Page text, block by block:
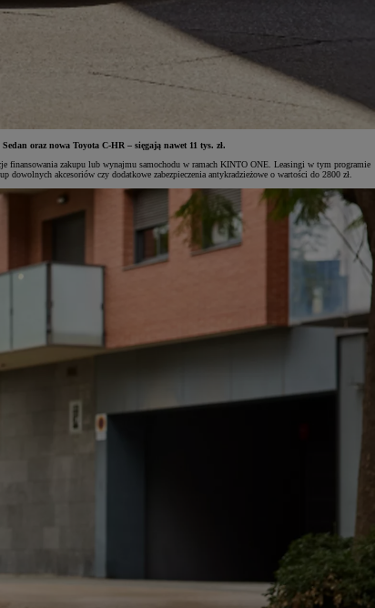
oraz nowa Toyota C-HR – sięgają nawet 11 tys. zł.
finansowania zakupu lub wynajmu samochodu w ramach KINTO ONE. Leasingi w tym programie
akcesoriów czy dodatkowe zabezpieczenia antykradzieżowe o wartości do 2800 zł.